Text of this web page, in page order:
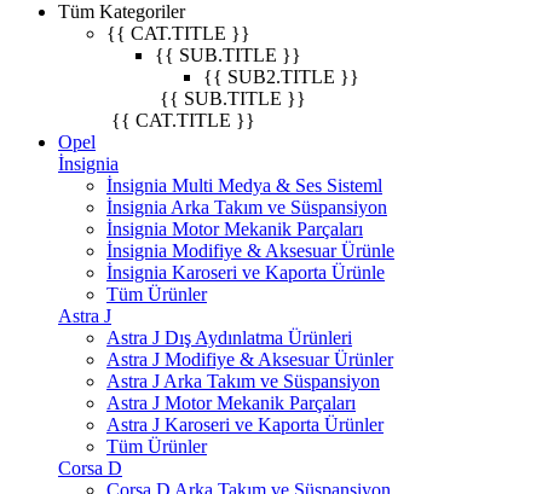
Tüm Kategoriler
{{ CAT.TITLE }}
{{ SUB.TITLE }}
{{ SUB2.TITLE }}
{{ SUB.TITLE }}
{{ CAT.TITLE }}
Opel
İnsignia
İnsignia Multi Medya & Ses Sisteml
İnsignia Arka Takım ve Süspansiyon
İnsignia Motor Mekanik Parçaları
İnsignia Modifiye & Aksesuar Ürünle
İnsignia Karoseri ve Kaporta Ürünle
Tüm Ürünler
Astra J
Astra J Dış Aydınlatma Ürünleri
Astra J Modifiye & Aksesuar Ürünler
Astra J Arka Takım ve Süspansiyon
Astra J Motor Mekanik Parçaları
Astra J Karoseri ve Kaporta Ürünler
Tüm Ürünler
Corsa D
Corsa D Arka Takım ve Süspansiyon